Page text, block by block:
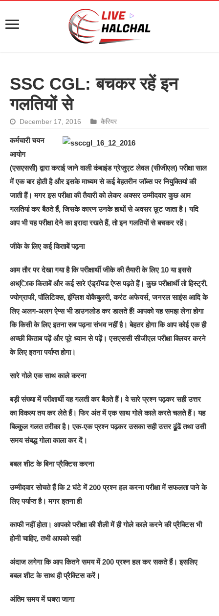
SSC CGL: बचकर रहें इन
गलतियों से
December 17, 2016 कैरियर
कर्मचारी चयन
आयोग
(एसएससी) द्वारा कराई जाने वाली कंबाइंड ग्रेजुएट लेवल (सीजीएल) परीक्षा साल
में एक बार होती है और इसके माध्यम से कई बेहतरीन जॉब्स पर नियुक्तियां की
जाती हैं। मगर इस परीक्षा की तैयारी को लेकर अक्सर उम्मीदवार कुछ आम
गलतियां कर बैठते हैं, जिसके कारण उनके हाथों से अवसर छूट जाता है। यदि
आप भी यह परीक्षा देने का इरादा रखते हैं, तो इन गलतियों से बचकर रहें।
जीके के लिए कई किताबें पढ़ना
आम तौर पर देखा गया है कि परीक्षार्थी जीके की तैयारी के लिए 10 या इससे
अध्ािक किताबें और कई सारे एंड्रॉयड ऐप्स पढ़ते हैं। कुछ परीक्षार्थी तो हिस्ट्री,
ज्योग्राफी, पॉलिटिक्स, इंग्लिश वोकैबुलरी, करंट अफेयर्स, जनरल साइंस आदि के
लिए अलग-अलग ऐप्स भी डाउनलोड कर डालते हैं! आपको यह समझ लेना होगा
कि किसी के लिए इतना सब पढ़ना संभव नहीं है। बेहतर होगा कि आप कोई एक ही
अच्छी किताब पढ़ें और पूरे ध्यान से पढ़ें। एसएससी सीजीएल परीक्षा क्लियर करने
के लिए इतना पर्याप्त होगा।
सारे गोले एक साथ काले करना
बड़ी संख्या में परीक्षार्थी यह गलती कर बैठते हैं। वे सारे प्रश्न पढ़कर सही उत्तर
का विकल्प तय कर लेते हैं। फिर अंत में एक साथ गोले काले करते चलते हैं। यह
बिल्कुल गलत तरीका है। एक-एक प्रश्न पढ़कर उसका सही उत्तर ढूंढें तथा उसी
समय संबद्ध गोला काला कर दें।
बबल शीट के बिना प्रैक्टिस करना
उम्मीदवार सोचते हैं कि 2 घंटे में 200 प्रश्न हल करना परीक्षा में सफलता पाने के
लिए पर्याप्त है। मगर इतना ही
काफी नहीं होता। आपको परीक्षा की शैली में ही गोले काले करने की प्रैक्टिस भी
होनी चाहिए, तभी आपको सही
अंदाज लगेगा कि आप कितने समय में 200 प्रश्न हल कर सकते हैं। इसलिए
बबल शीट के साथ ही प्रैक्टिस करें।
अंतिम समय में घबरा जाना